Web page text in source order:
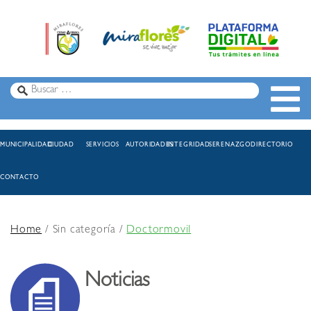
MUNICIPALIDADCIUDAD SERVICIOS AUTORIDADESINTEGRIDADSERENAZGODIRECTORIO
CONTACTO
Home/ Sin categoría /Doctormovil
Noticias